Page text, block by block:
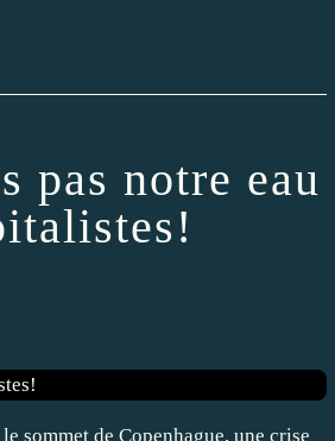
pas notre eau
sommet de Copenhague, une crise